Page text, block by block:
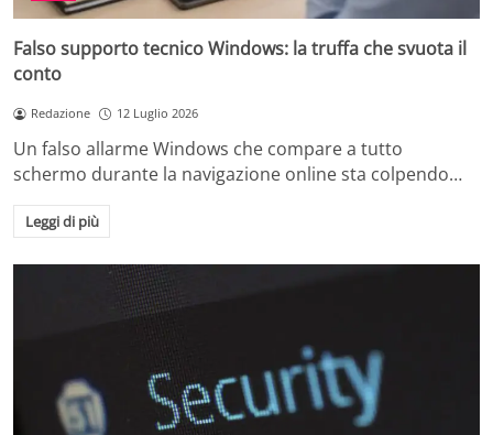
Falso supporto tecnico Windows: la truffa che svuota il
conto
Redazione 12 Luglio 2026
Un falso allarme Windows che compare a tutto
schermo durante la navigazione online sta colpendo…
Leggi di più